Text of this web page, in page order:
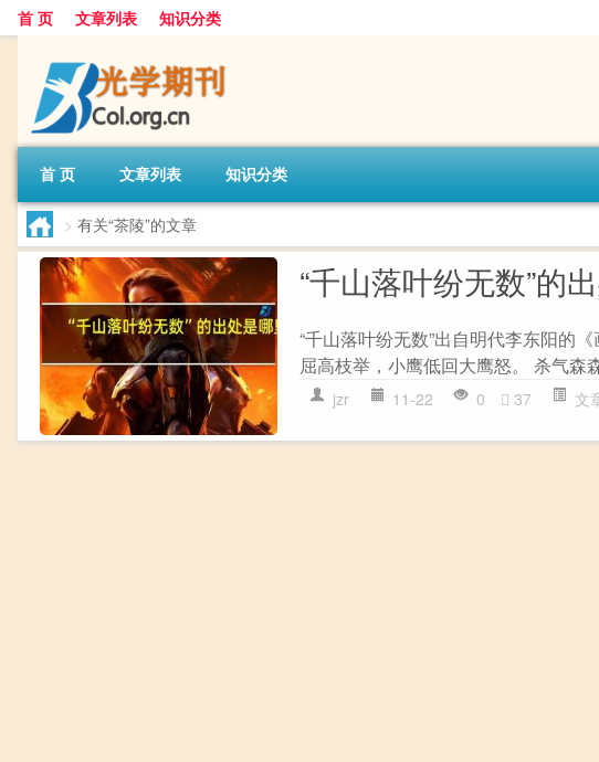
首 页 文章列表 知识分类
首 页 文章列表 知识分类
> 有关“茶陵”的文章
“千山落叶纷无数”的
“千山落叶纷无数”出自明代李东阳的
屈高枝举，小鹰低回大鹰怒。 杀气森
jzr 11-22 0 37 文